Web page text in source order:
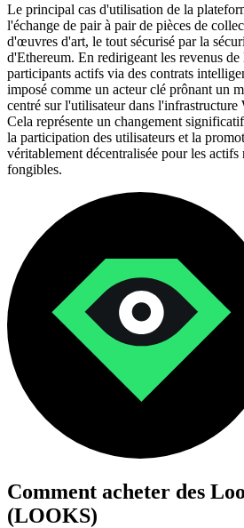
Le principal cas d'utilisation de la
l'échange de pair à pair de pièces de
d'œuvres d'art, le tout sécurisé par la
d'Ethereum. En redirigeant les revenus
participants actifs via des contrats
imposé comme un acteur clé prônant un
centré sur l'utilisateur dans l'infrastructure
Cela représente un changement
la participation des utilisateurs et la
véritablement décentralisée pour les actifs
fongibles.
Comment acheter des
(LOOKS)